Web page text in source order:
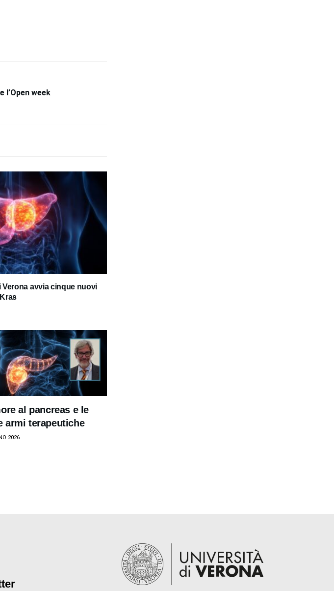
l’Open week
Verona avvia cinque nuovi
al pancreas e le
armi terapeutiche
2026